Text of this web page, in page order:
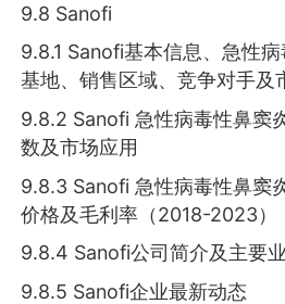
9.8 Sanofi
9.8.1 Sanofi基本信息、急性
基地、销售区域、竞争对手及
9.8.2 Sanofi 急性病毒性鼻窦
数及市场应用
9.8.3 Sanofi 急性病毒性鼻窦
价格及毛利率（2018-2023）
9.8.4 Sanofi公司简介及主要
9.8.5 Sanofi企业最新动态